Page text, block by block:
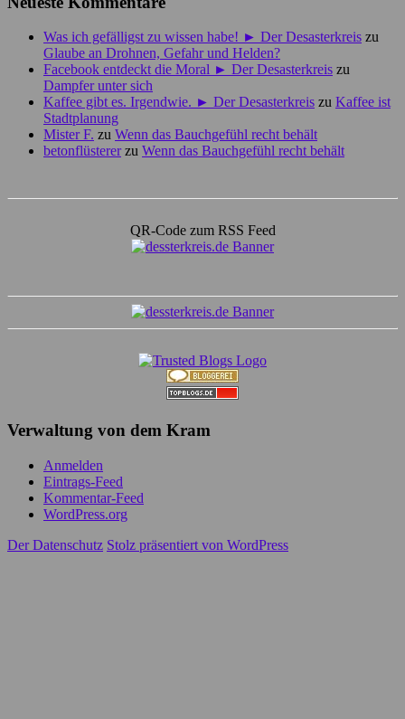
Was ich gefälligst zu wissen habe! ► Der Desasterkreis zu
Glaube an Drohnen, Gefahr und Helden?
Facebook entdeckt die Moral ► Der Desasterkreis zu
Dampfer unter sich
Kaffee gibt es. Irgendwie. ► Der Desasterkreis zu Kaffee ist
Stadtplanung
Mister F. zu Wenn das Bauchgefühl recht behält
betonflüstererzu Wenn das Bauchgefühl recht behält
QR-Code zum RSS Feed
Verwaltung von dem Kram
Anmelden
Eintrags-Feed
Kommentar-Feed
WordPress.org
Der Datenschutz Stolz präsentiert von WordPress